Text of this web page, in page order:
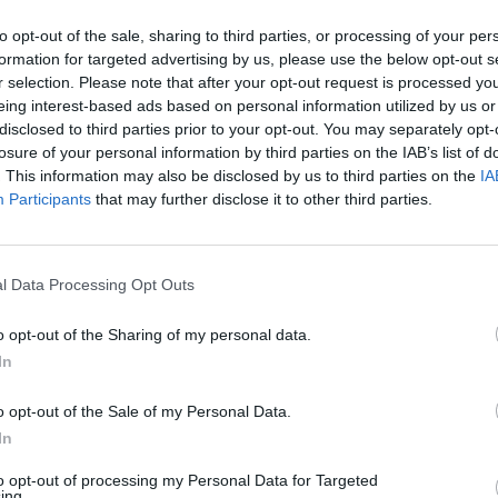
opt-out of the sale, sharing to third parties, or processing of your
for targeted advertising by us, please use the below opt-out
selection. Please note that after your opt-out request is processed
interest-based ads based on personal information utilized by us
to third parties prior to your opt-out. You may separately
of your personal information by third parties on the IAB’s list of
This information may also be disclosed by us to third parties on the
Participants that may further disclose it to other third parties.
Data Processing Opt Outs
opt-out of the Sharing of my personal data.
opt-out of the Sale of my Personal Data.
opt-out of processing my Personal Data for Targeted
Championship będziemy się emocjonować
Jak bowiem podają, Jakub "Cinkrof" Rokicki
na scenie League of Legends: